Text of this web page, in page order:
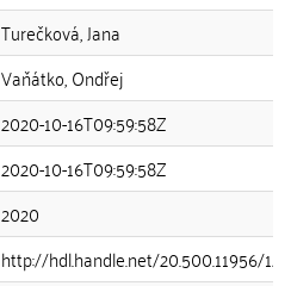
Turečková, Jana
Vaňátko, Ondřej
2020-10-16T09:59:58Z
2020-10-16T09:59:58Z
2020
http://hdl.handle.net/20.500.11956/